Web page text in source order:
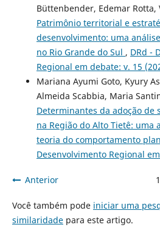
Büttenbender, Edemar
Patrimônio territorial e
desenvolvimento: uma
no Rio Grande do Sul , DRd -
Regional em debate: v. 15
Mariana Ayumi Goto, Kyury
Almeida Scabbia, Maria
Determinantes da adoção de
na Região do Alto Tietê: uma
teoria do comportamento
Desenvolvimento Regional
Anterior
Você também pode iniciar uma
similaridadepara este artigo.